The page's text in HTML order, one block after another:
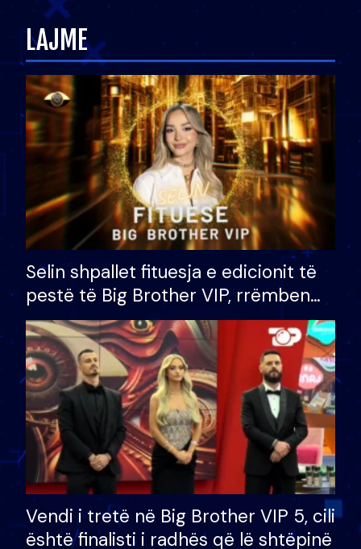
LAJME
Selin shpallet fituesja e edicionit të
pestë të Big Brother VIP, rrëmben
çmimin e madh prej 100 mijë eurosh
Vendi i tretë në Big Brother VIP 5, cili
është finalisti i radhës që lë shtëpinë